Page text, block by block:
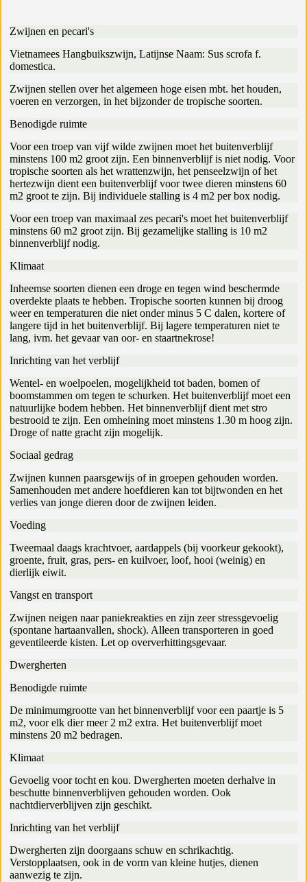
Zwijnen en pecari's
Vietnamees Hangbuikszwijn, Latijnse Naam: Sus scrofa f.
domestica.
Zwijnen stellen over het algemeen hoge eisen mbt. het houden,
voeren en verzorgen, in het bijzonder de tropische soorten.
Benodigde ruimte
Voor een troep van vijf wilde zwijnen moet het buitenverblijf
minstens 100 m2 groot zijn. Een binnenverblijf is niet nodig. Voor
tropische soorten als het wrattenzwijn, het penseelzwijn of het
hertezwijn dient een buitenverblijf voor twee dieren minstens 60
m2 groot te zijn. Bij individuele stalling is 4 m2 per box nodig.
Voor een troep van maximaal zes pecari's moet het buitenverblijf
minstens 60 m2 groot zijn. Bij gezamelijke stalling is 10 m2
binnenverblijf nodig.
Klimaat
Inheemse soorten dienen een droge en tegen wind beschermde
overdekte plaats te hebben. Tropische soorten kunnen bij droog
weer en temperaturen die niet onder minus 5 C dalen, kortere of
langere tijd in het buitenverblijf. Bij lagere temperaturen niet te
lang, ivm. het gevaar van oor- en staartnekrose!
Inrichting van het verblijf
Wentel- en woelpoelen, mogelijkheid tot baden, bomen of
boomstammen om tegen te schurken. Het buitenverblijf moet een
natuurlijke bodem hebben. Het binnenverblijf dient met stro
bestrooid te zijn. Een omheining moet minstens 1.30 m hoog zijn.
Droge of natte gracht zijn mogelijk.
Sociaal gedrag
Zwijnen kunnen paarsgewijs of in groepen gehouden worden.
Samenhouden met andere hoefdieren kan tot bijtwonden en het
verlies van jonge dieren door de zwijnen leiden.
Voeding
Tweemaal daags krachtvoer, aardappels (bij voorkeur gekookt),
groente, fruit, gras, pers- en kuilvoer, loof, hooi (weinig) en
dierlijk eiwit.
Vangst en transport
Zwijnen neigen naar paniekreakties en zijn zeer stressgevoelig
(spontane hartaanvallen, shock). Alleen transporteren in goed
geventileerde kisten. Let op oververhittingsgevaar.
Dwergherten
Benodigde ruimte
De minimumgrootte van het binnenverblijf voor een paartje is 5
m2, voor elk dier meer 2 m2 extra. Het buitenverblijf moet
minstens 20 m2 bedragen.
Klimaat
Gevoelig voor tocht en kou. Dwergherten moeten derhalve in
beschutte binnenverblijven gehouden worden. Ook
nachtdierverblijven zijn geschikt.
Inrichting van het verblijf
Dwergherten zijn doorgaans schuw en schrikachtig.
Verstopplaatsen, ook in de vorm van kleine hutjes, dienen
aanwezig te zijn.